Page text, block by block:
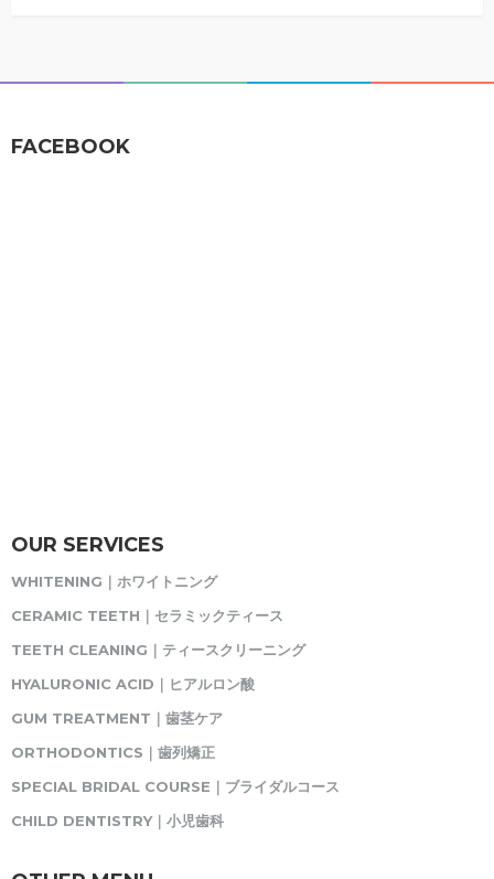
FACEBOOK
OUR SERVICES
WHITENING｜ホワイトニング
CERAMIC TEETH｜セラミックティース
TEETH CLEANING｜ティースクリーニング
HYALURONIC ACID｜ヒアルロン酸
GUM TREATMENT｜歯茎ケア
ORTHODONTICS｜歯列矯正
SPECIAL BRIDAL COURSE｜ブライダルコース
CHILD DENTISTRY｜小児歯科